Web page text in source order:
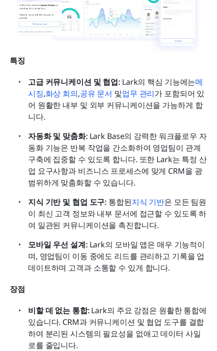
특징
고급 커뮤니케이션 및 협업: Lark의 핵심 기능에는메
시징,화상 회의,공유 문서 및업무 관리가 포함되어 있
어 원활한 내부 및 외부 커뮤니케이션을 가능하게 합
니다.
자동화 및 맞춤화: Lark Base의 강력한 워크플로우 자
동화 기능은 반복 작업을 간소화하여 영업팀이 관계
구축에 집중할 수 있도록 합니다. 또한 Lark는 특정 산
업 요구사항과 비즈니스 프로세스에 맞게 CRM을 광
범위하게 맞춤화할 수 있습니다.
지식 기반 및 협업 도구: 통합된지식 기반은 모든 팀원
이 최신 고객 정보와 내부 문서에 접근할 수 있도록 하
여 일관된 커뮤니케이션을 촉진합니다.
모바일 우선 설계: Lark의 모바일 앱은 매우 기능적이
며, 영업팀이 이동 중에도 리드를 관리하고 기록을 업
데이트하며 고객과 소통할 수 있게 합니다.
장점
비할 데 없는 통합: Lark의 주요 강점은 원활한 통합에
있습니다. CRM과 커뮤니케이션 및 협업 도구를 결합
하여 분리된 시스템의 필요성을 없애고 데이터 사일
로를 줄입니다.